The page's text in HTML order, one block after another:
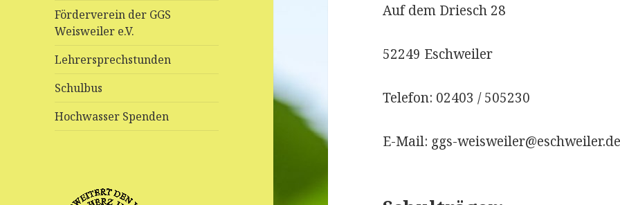
Förderverein der GGS
Weisweiler e.V.
Lehrersprechstunden
Schulbus
Hochwasser Spenden
Auf dem Driesch 28
52249 Eschweiler
Telefon: 02403 / 505230
E-Mail: ggs-